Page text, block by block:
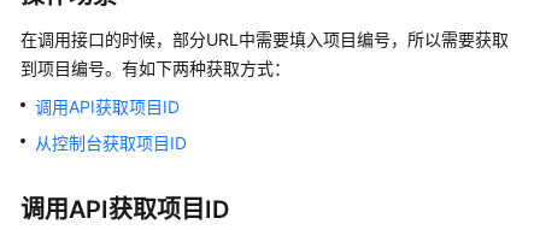
服
务
公
品
在调用接口的时候，部分URL中需要填入项目编号，所以需要获取
到项目编号。有如下两种获取方式：
调用API获取项目ID
从控制台获取项目ID
调用API获取项目ID